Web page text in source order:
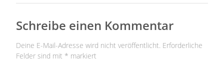
Schreibe einen Kommentar
Deine E-Mail-Adresse wird nicht veröffentlicht. Erforderliche
Felder sind mit * markiert